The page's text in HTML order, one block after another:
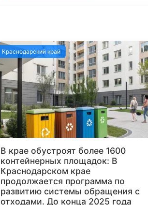
Краснодарский край
В крае обустроят более 1600
контейнерных площадок: В
Краснодарском крае
продолжается программа по
развитию системы обращения с
отходами. До конца 2025 года